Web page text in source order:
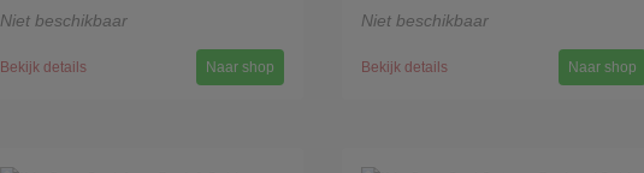
Niet beschikbaar
Bekijk details Naar shop
Niet beschikbaar
Bekijk details Naar shop